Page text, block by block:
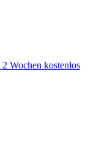
2 Wochen kostenlos